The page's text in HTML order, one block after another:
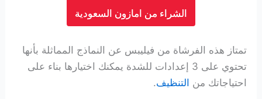
الشراء من امازون السعودية
تمتاز هذه الفرشاة من فيليبس عن النماذج المماثلة بأنها
تحتوي على 3 إعدادات للشدة يمكنك اختيارها بناء على
احتياجاتك من التنظيف.